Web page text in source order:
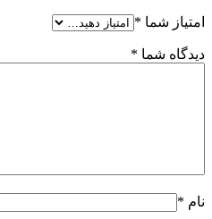
امتیاز شما *
دیدگاه شما *
نام *